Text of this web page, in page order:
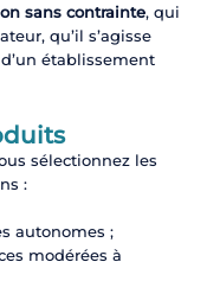
sans contrainte, qui
qu’il s’agisse
établissement
sélectionnez les
:
autonomes ;
modérées à